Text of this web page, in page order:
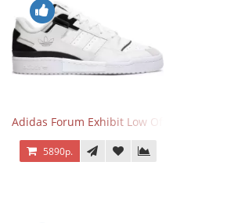
Adidas Forum Exhibit Low Off White Black
5890р.